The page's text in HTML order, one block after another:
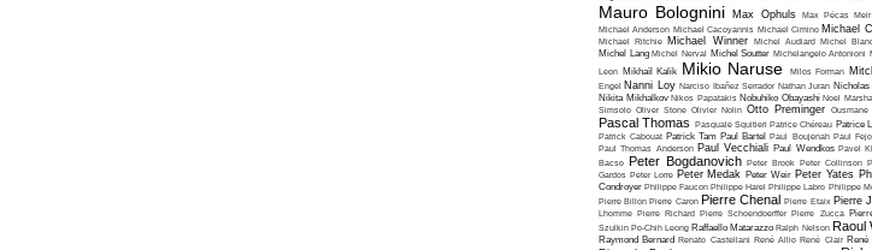
Mauro Bolognini Max Ophuls Max Pécas
Michael Anderson Michael Cacoyannis Michael Cimino Michael
Michael Ritchie Michael Winner Michel Audiard Michel Blanc
Michel Lang Michel Nerval Michel Soutter Michelangelo Antonioni
Leon Mikhaïl Kalik Mikio Naruse Milos Forman
Engel Nanni Loy Narciso Ibañez Serrador Nathan Juran Nicholas
Nikita Mikhalkov Nikos Papatakis Nobuhiko Obayashi Noel
Simsolo Oliver Stone Olivier Nolin Otto Preminger Ousmane
Pascal Thomas Pasquale Squitieri Patrice Chéreau Patrice
Patrick Cabouat Patrick Tam Paul Bartel Paul Boujenah Paul
Paul Thomas Anderson Paul Vecchiali Paul Wendkos Pavel
Bacso Peter Bogdanovich Peter Brook Peter Collinson
Gardos Peter Lorre Peter Medak Peter Weir Peter Yates
Condroyer Philippe Faucon Philippe Harel Philippe Labro Philippe
Pierre Billon Pierre Caron Pierre Chenal Pierre Etaix Pierre
Lhomme Pierre Richard Pierre Schoendoerffer Pierre Zucca
Szulkin Po-Chih Leong Raffaello Matarazzo Ralph Nelson Raoul
Raymond Bernard Renato Castellani René Allio René Clair René